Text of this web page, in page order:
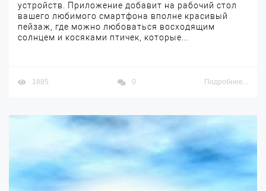
устройств. Приложение добавит на рабочий стол
вашего любимого смартфона вполне красивый
пейзаж, где можно любоваться восходящим
солнцем и косяками птичек, которые...
1885 0 Подробнее...